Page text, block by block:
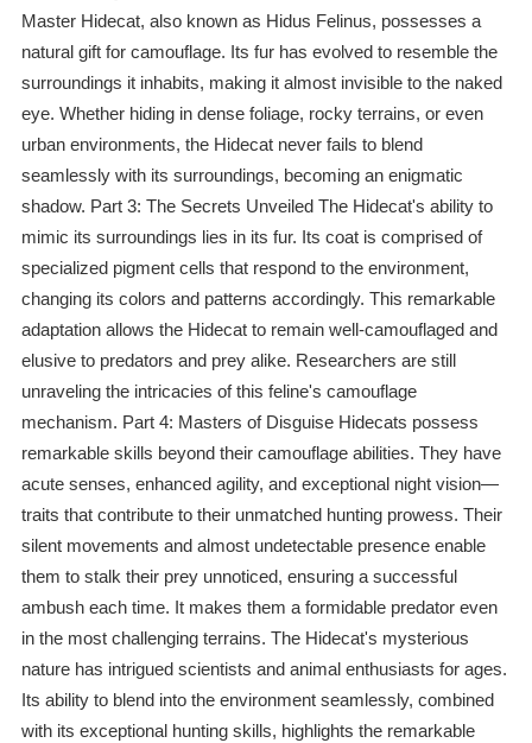
Master Hidecat, also known as Hidus Felinus, possesses a
natural gift for camouflage. Its fur has evolved to resemble the
surroundings it inhabits, making it almost invisible to the naked
eye. Whether hiding in dense foliage, rocky terrains, or even
urban environments, the Hidecat never fails to blend
seamlessly with its surroundings, becoming an enigmatic
shadow. Part 3: The Secrets Unveiled The Hidecat's ability to
mimic its surroundings lies in its fur. Its coat is comprised of
specialized pigment cells that respond to the environment,
changing its colors and patterns accordingly. This remarkable
adaptation allows the Hidecat to remain well-camouflaged and
elusive to predators and prey alike. Researchers are still
unraveling the intricacies of this feline's camouflage
mechanism. Part 4: Masters of Disguise Hidecats possess
remarkable skills beyond their camouflage abilities. They have
acute senses, enhanced agility, and exceptional night vision—
traits that contribute to their unmatched hunting prowess. Their
silent movements and almost undetectable presence enable
them to stalk their prey unnoticed, ensuring a successful
ambush each time. It makes them a formidable predator even
in the most challenging terrains. The Hidecat's mysterious
nature has intrigued scientists and animal enthusiasts for ages.
Its ability to blend into the environment seamlessly, combined
with its exceptional hunting skills, highlights the remarkable